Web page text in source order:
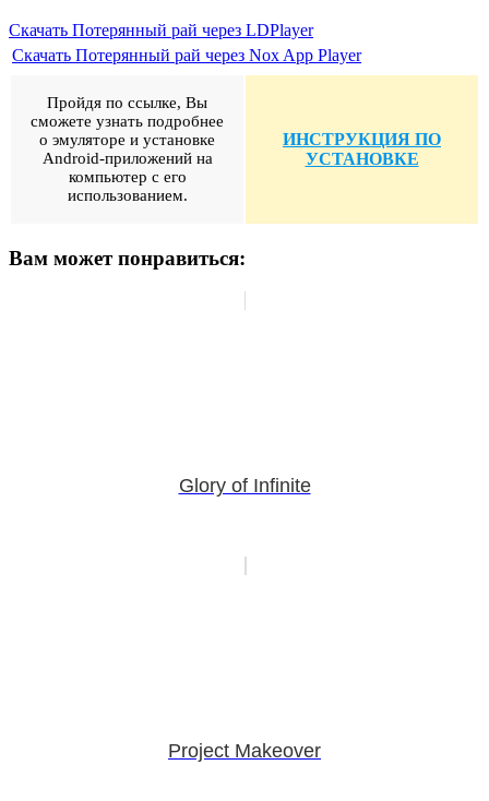
Скачать Потерянный рай через LDPlayer
Скачать Потерянный рай через Nox App Player
Пройдя по ссылке, Вы
сможете узнать подробнее
о эмуляторе и установке
Android-приложений на
компьютер с его
использованием.
ИНСТРУКЦИЯ ПО
УСТАНОВКЕ
Вам может понравиться:
Glory of Infinite
Project Makeover